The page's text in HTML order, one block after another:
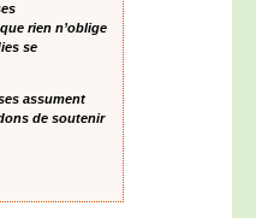
rien n’oblige
se
assument
de soutenir